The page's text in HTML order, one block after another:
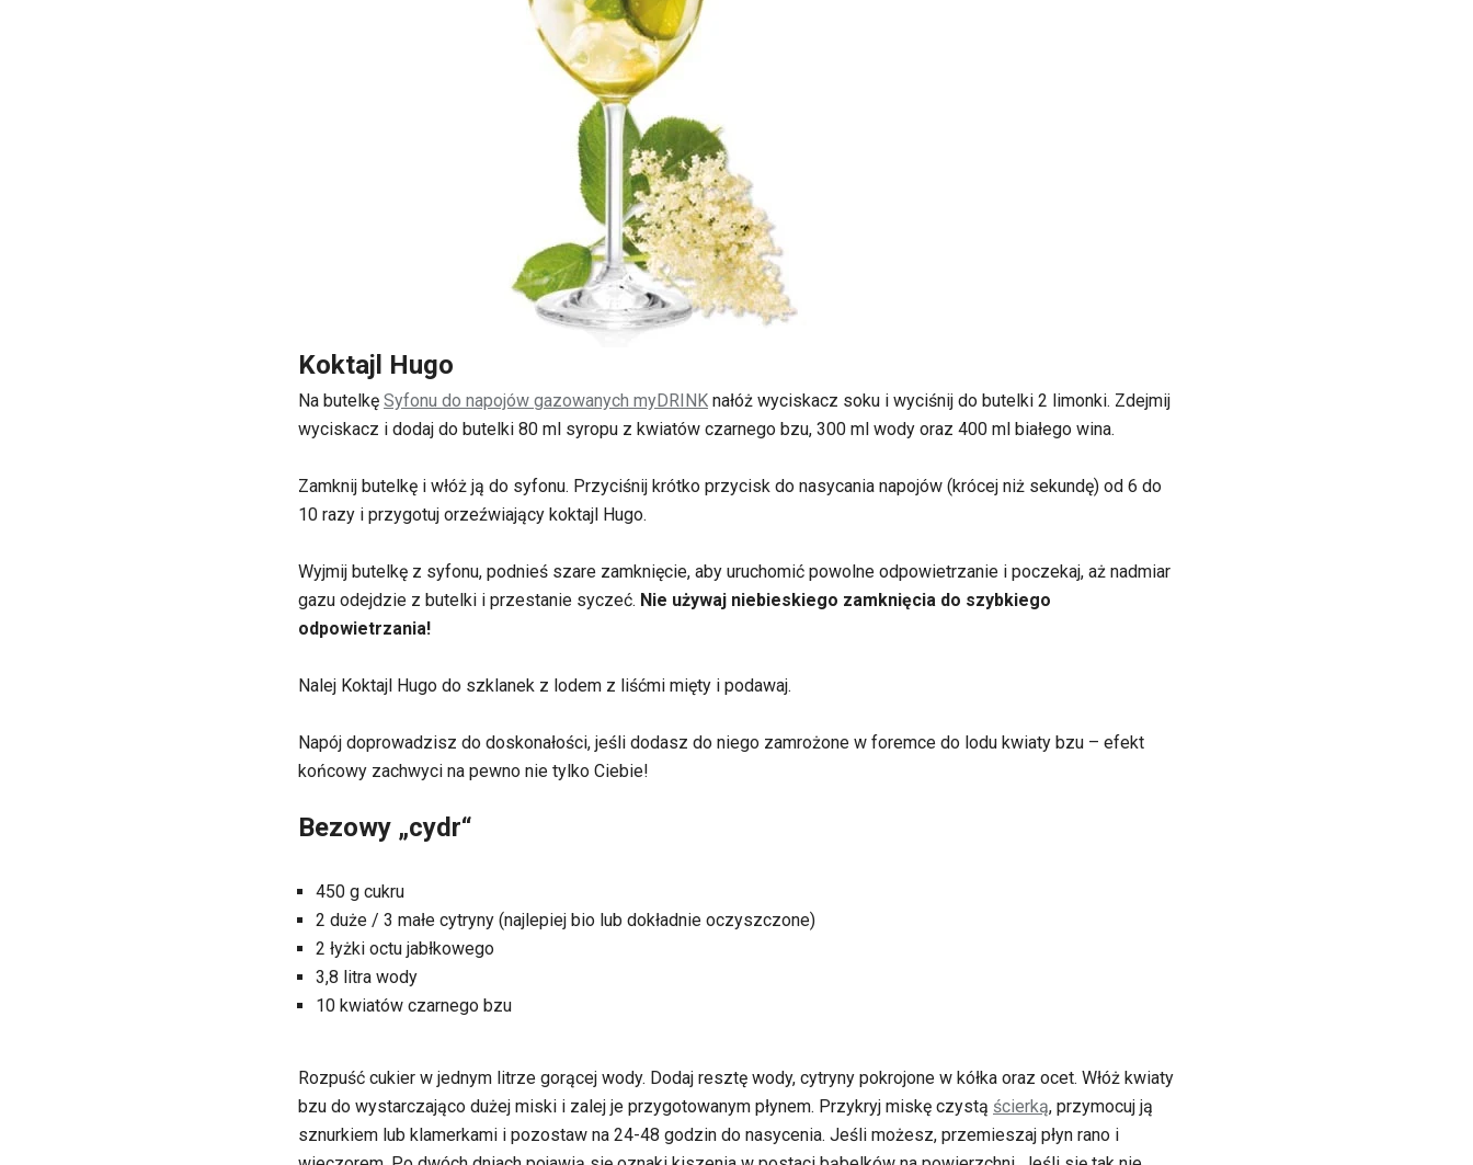
Koktajl Hugo
Na butelkę Syfonu do napojów gazowanych myDRINK nałóż wyciskacz soku i wyciśnij do butelki 2 limonki. Zdejmij
wyciskacz i dodaj do butelki 80 ml syropu z kwiatów czarnego bzu, 300 ml wody oraz 400 ml białego wina.
Zamknij butelkę i włóż ją do syfonu. Przyciśnij krótko przycisk do nasycania napojów (krócej niż sekundę) od 6 do
10 razy i przygotuj orzeźwiający koktajl Hugo.
Wyjmij butelkę z syfonu, podnieś szare zamknięcie, aby uruchomić powolne odpowietrzanie i poczekaj, aż nadmiar
gazu odejdzie z butelki i przestanie syczeć. Nie używaj niebieskiego zamknięcia do szybkiego
odpowietrzania!
Nalej Koktajl Hugo do szklanek z lodem z liśćmi mięty i podawaj.
Napój doprowadzisz do doskonałości, jeśli dodasz do niego zamrożone w foremce do lodu kwiaty bzu – efekt
końcowy zachwyci na pewno nie tylko Ciebie!
Bezowy „cydr“
450 g cukru
2 duże / 3 małe cytryny (najlepiej bio lub dokładnie oczyszczone)
2 łyżki octu jabłkowego
3,8 litra wody
10 kwiatów czarnego bzu
Rozpuść cukier w jednym litrze gorącej wody. Dodaj resztę wody, cytryny pokrojone w kółka oraz ocet. Włóż kwiaty
bzu do wystarczająco dużej miski i zalej je przygotowanym płynem. Przykryj miskę czystą ścierką, przymocuj ją
sznurkiem lub klamerkami i pozostaw na 24-48 godzin do nasycenia. Jeśli możesz, przemieszaj płyn rano i